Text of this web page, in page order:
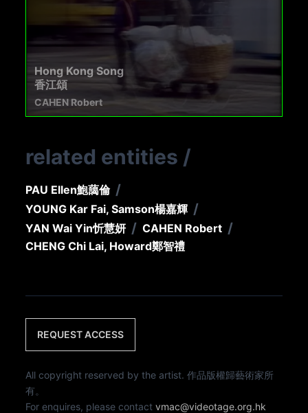
Hong Kong Song
香江頌
CAHEN Robert
related entities /
PAU Ellen鮑藹倫 /
YOUNG Kar Fai, Samson楊嘉輝 /
YAN Wai Yin忻慧妍 / CAHEN Robert /
CHENG Chi Lai, Howard鄭智禮
REQUEST ACCESS
All copyright reserved by the artist. 作品版權歸藝術家所
有。
For enquires, please contactvmac@videotage.org.hk